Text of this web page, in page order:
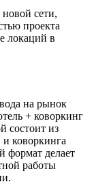
сети,
проекта
локаций в
на рынок
+ коворкинг
состоит из
и коворкинга
формат делает
работы